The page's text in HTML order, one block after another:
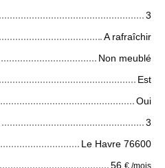
3
A rafraîchir
Non meublé
Est
Oui
3
Le Havre 76600
56 € /mois